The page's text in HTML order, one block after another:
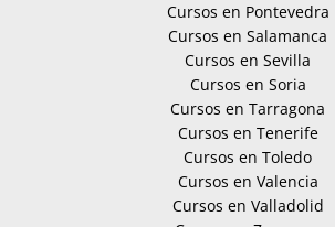
Cursos en Pontevedra
Cursos en Salamanca
Cursos en Sevilla
Cursos en Soria
Cursos en Tarragona
Cursos en Tenerife
Cursos en Toledo
Cursos en Valencia
Cursos en Valladolid